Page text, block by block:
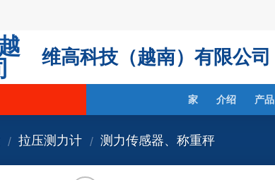
维高科技（越南）有限公司
家 介绍 产品
/ 拉压测力计 / 测力传感器、称重秤